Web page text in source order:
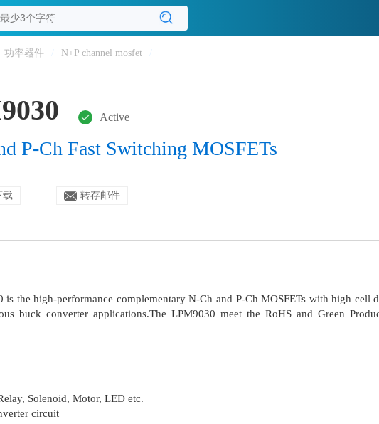
功率器件 N+P channel mosfet
Active
P-Ch Fast Switching MOSFETs
载 转存邮件
is the high-performance complementary N-Ch and P-Ch MOSFETs with high
buck converter applications.The LPM9030 meet the RoHS and Green
Solenoid, Motor, LED etc.
circuit